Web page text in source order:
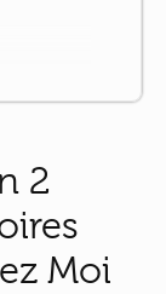
2
Moi